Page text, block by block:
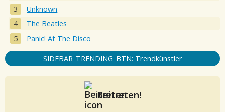
Unknown
The Beatles
Panic! At The Disco
SIDEBAR_TRENDING_BTN: Trendkünstler
Beitreten!